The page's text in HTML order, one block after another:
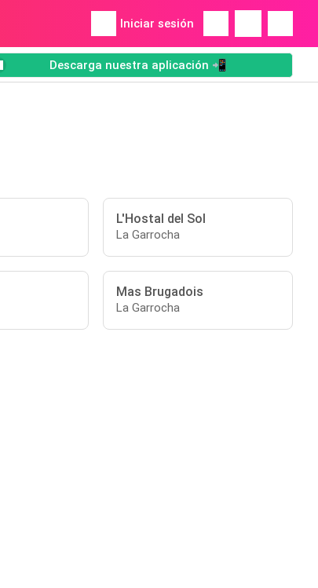
Iniciar sesión
Descarga nuestra aplicación 📲
L'Hostal del Sol
La Garrocha
Mas Brugadois
La Garrocha